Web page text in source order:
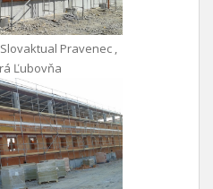
Pravenec ,
Ľubovňa